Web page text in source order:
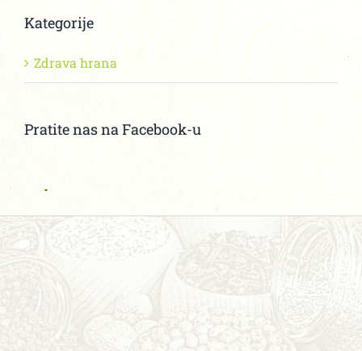
Kategorije
Zdrava hrana
Pratite nas na Facebook-u